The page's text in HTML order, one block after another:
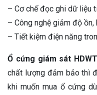
– Cơ chế đọc ghi dữ liệu
– Công nghệ giảm độ
– Tiết kiệm điện năng
Ổ cứng giám sát
chất lượng đảm bảo thì
khi muốn mua ổ cứng